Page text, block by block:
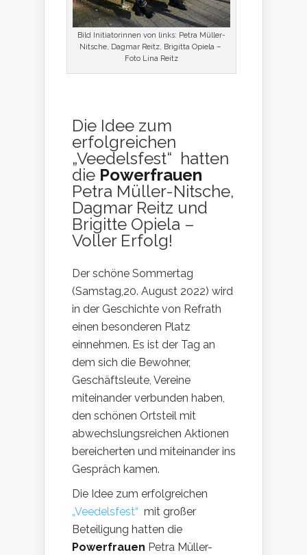
Bild Initiatorinnen von links: Petra Müller-
Nitsche, Dagmar Reitz, Brigitta Opiela –
Foto Lina Reitz
Die Idee zum
erfolgreichen
„Veedelsfest“ hatten
die Powerfrauen
Petra Müller-Nitsche,
Dagmar Reitz und
Brigitte Opiela –
Voller Erfolg!
Der schöne Sommertag
(Samstag,20. August 2022) wird
in der Geschichte von Refrath
einen besonderen Platz
einnehmen. Es ist der Tag an
dem sich die Bewohner,
Geschäftsleute, Vereine
miteinander verbunden haben,
den schönen Ortsteil mit
abwechslungsreichen Aktionen
bereicherten und miteinander ins
Gespräch kamen.
Die Idee zum erfolgreichen
„Veedelsfest“ mit großer
Beteiligung hatten die
Powerfrauen Petra Müller-